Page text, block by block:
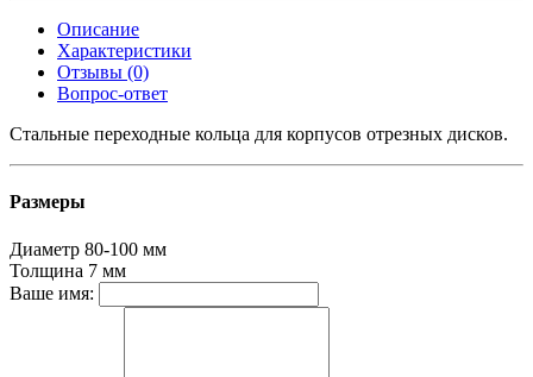
Описание
Характеристики
Отзывы (0)
Вопрос-ответ
Стальные переходные кольца для корпусов отрезных дисков.
Размеры
Диаметр 80-100 мм
Толщина 7 мм
Ваше имя: